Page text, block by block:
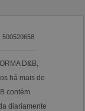
500520658
D&B,
há mais de
contém
diariamente